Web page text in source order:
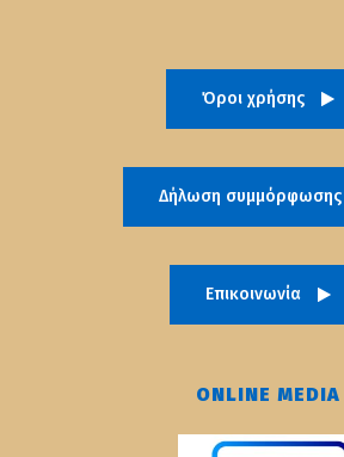
Όροι χρήσης
Δήλωση συμμόρφωσης
Επικοινωνία
ONLINE MEDIA